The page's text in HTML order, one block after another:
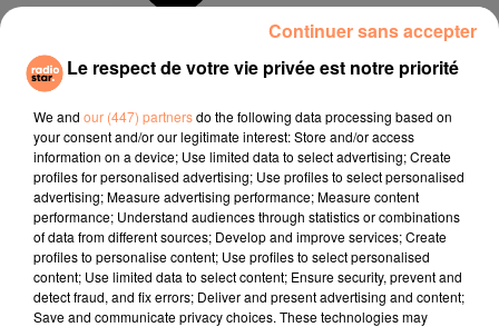
les podcasts
Le respect de votre vie privée est notre priorité
We and our (447) partnersdo the following data processing based on
your consent and/or our legitimate interest: Store and/or access
information on a device; Use limited data to select advertising; Create
profiles for personalised advertising; Use profiles to select personalised
advertising; Measure advertising performance; Measure content
performance; Understand audiences through statistics or combinations
of data from different sources; Develop and improve services; Create
profiles to personalise content; Use profiles to select personalised
content; Use limited data to select content; Ensure security, prevent and
detect fraud, and fix errors; Deliver and present advertising and content;
Save and communicate privacy choices. These technologies may
Continuer sans accepter